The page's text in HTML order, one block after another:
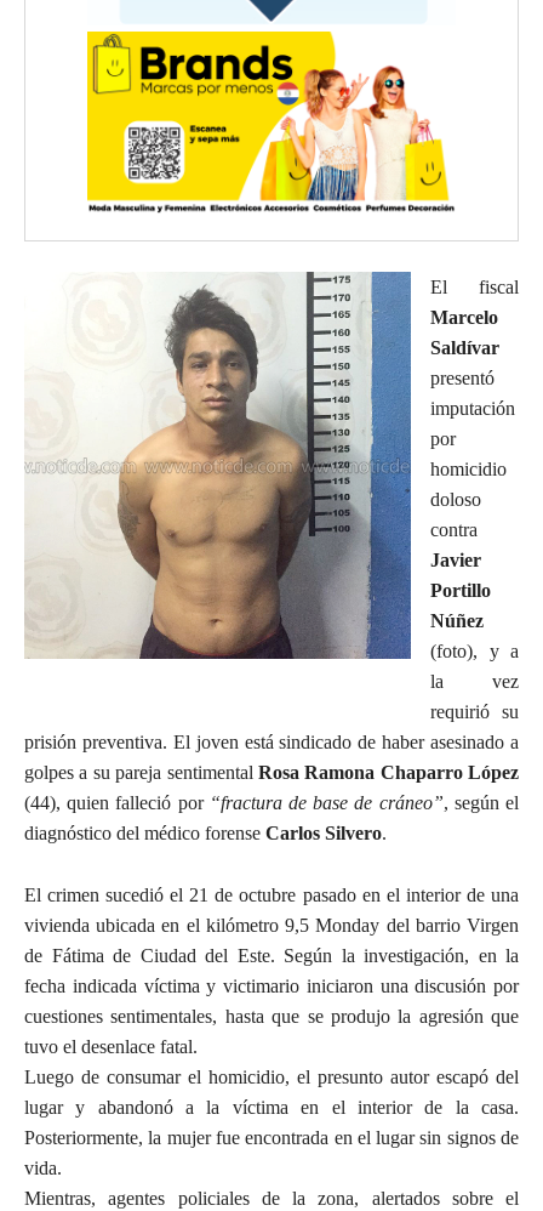
El fiscal
Marcelo
Saldívar
presentó
imputación
por
homicidio
doloso
contra
Javier
Portillo
Núñez
(foto), y a
la vez
requirió su
prisión preventiva. El joven está sindicado de haber asesinado a
golpes a su pareja sentimental Rosa Ramona Chaparro López
(44), quien falleció por “fractura de base de cráneo”, según el
diagnóstico del médico forense Carlos Silvero.
El crimen sucedió el 21 de octubre pasado en el interior de una
vivienda ubicada en el kilómetro 9,5 Monday del barrio Virgen
de Fátima de Ciudad del Este. Según la investigación, en la
fecha indicada víctima y victimario iniciaron una discusión por
cuestiones sentimentales, hasta que se produjo la agresión que
tuvo el desenlace fatal.
Luego de consumar el homicidio, el presunto autor escapó del
lugar y abandonó a la víctima en el interior de la casa.
Posteriormente, la mujer fue encontrada en el lugar sin signos de
vida.
Mientras, agentes policiales de la zona, alertados sobre el